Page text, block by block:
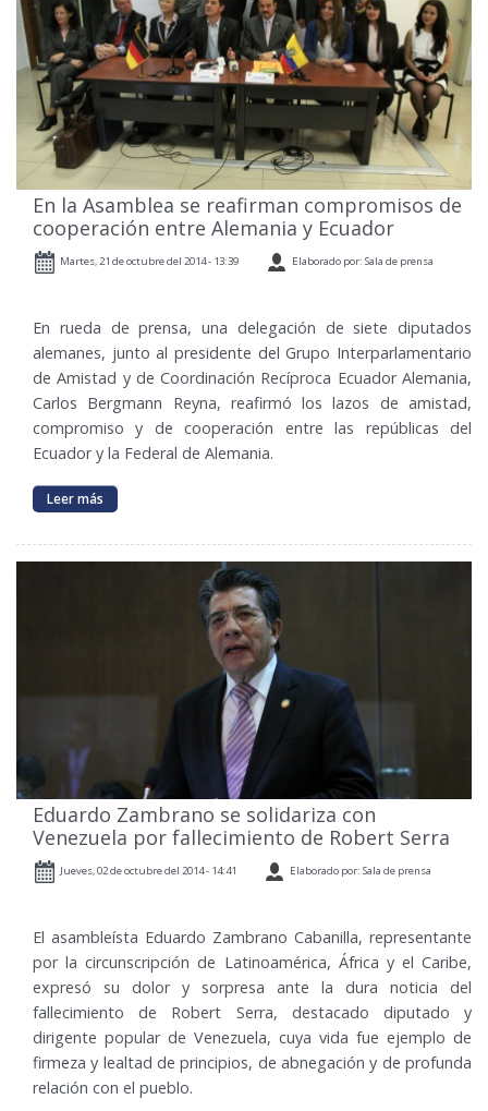
En la Asamblea se reafirman compromisos de
cooperación entre Alemania y Ecuador
Martes, 21 de octubre del 2014 - 13:39 Elaborado por: Sala de prensa
En rueda de prensa, una delegación de siete diputados
alemanes, junto al presidente del Grupo Interparlamentario
de Amistad y de Coordinación Recíproca Ecuador Alemania,
Carlos Bergmann Reyna, reafirmó los lazos de amistad,
compromiso y de cooperación entre las repúblicas del
Ecuador y la Federal de Alemania.
Leer más
Eduardo Zambrano se solidariza con
Venezuela por fallecimiento de Robert Serra
Jueves, 02 de octubre del 2014 - 14:41 Elaborado por: Sala de prensa
El asambleísta Eduardo Zambrano Cabanilla, representante
por la circunscripción de Latinoamérica, África y el Caribe,
expresó su dolor y sorpresa ante la dura noticia del
fallecimiento de Robert Serra, destacado diputado y
dirigente popular de Venezuela, cuya vida fue ejemplo de
firmeza y lealtad de principios, de abnegación y de profunda
relación con el pueblo.